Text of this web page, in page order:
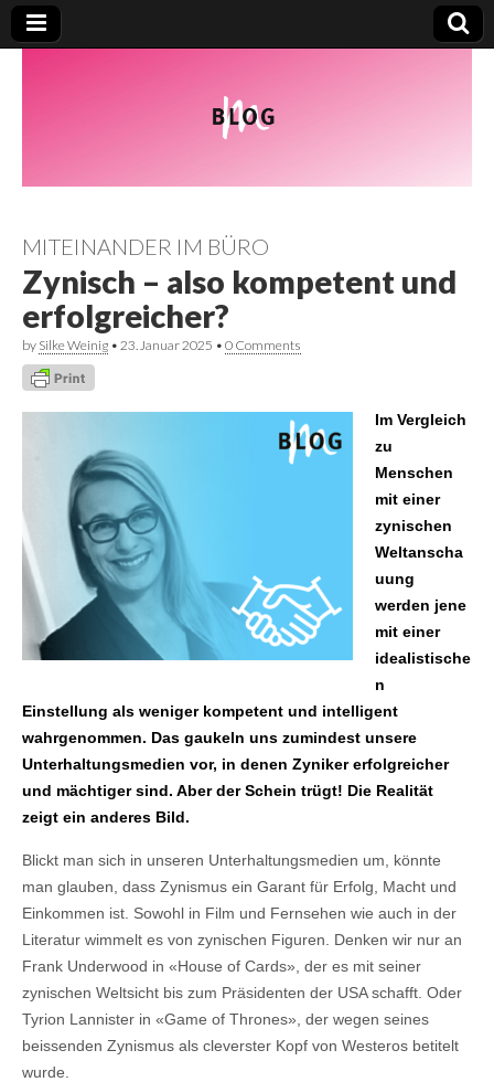
MITEINANDER IM BÜRO
Zynisch – also kompetent und
erfolgreicher?
by Silke Weinig • 23. Januar 2025 • 0 Comments
Im Vergleich
zu
Menschen
mit einer
zynischen
Weltanscha
uung
werden jene
mit einer
idealistische
n
Einstellung als weniger kompetent und intelligent
wahrgenommen. Das gaukeln uns zumindest unsere
Unterhaltungsmedien vor, in denen Zyniker erfolgreicher
und mächtiger sind. Aber der Schein trügt! Die Realität
zeigt ein anderes Bild.
Blickt man sich in unseren Unterhaltungsmedien um, könnte
man glauben, dass Zynismus ein Garant für Erfolg, Macht und
Einkommen ist. Sowohl in Film und Fernsehen wie auch in der
Literatur wimmelt es von zynischen Figuren. Denken wir nur an
Frank Underwood in «House of Cards», der es mit seiner
zynischen Weltsicht bis zum Präsidenten der USA schafft. Oder
Tyrion Lannister in «Game of Thrones», der wegen seines
beissenden Zynismus als cleverster Kopf von Westeros betitelt
wurde.